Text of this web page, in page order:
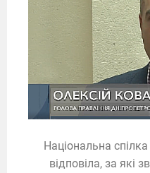
Національна
відповіла, за які